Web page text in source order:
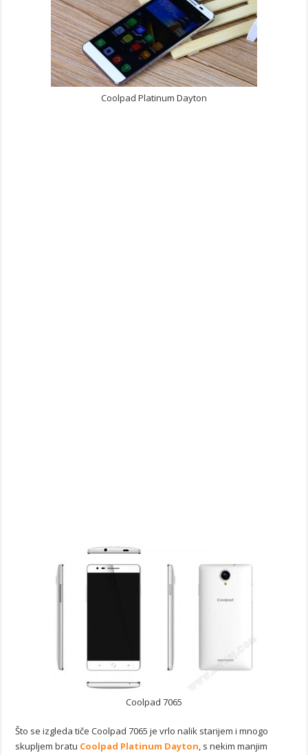
Coolpad Platinum Dayton
Coolpad 7065
Što se izgleda tiče Coolpad 7065 je vrlo nalik starijem i mnogo
skupljem bratu Coolpad Platinum Dayton, s nekim manjim